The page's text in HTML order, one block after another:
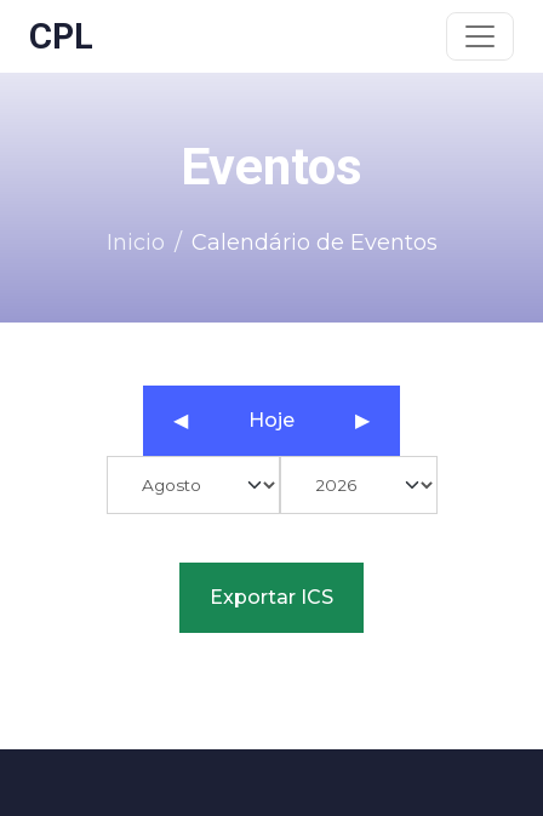
CPL
Eventos
Inicio Calendário de Eventos
◀ Hoje ▶
Exportar ICS